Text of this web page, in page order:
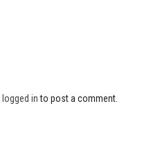
logged into post a comment.